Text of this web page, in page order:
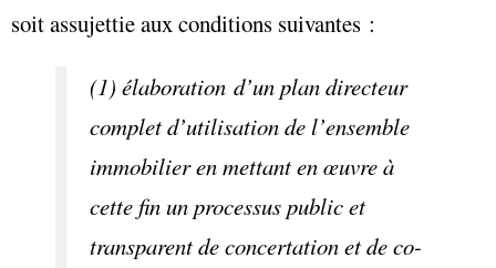
soit assujettie aux conditions suivantes :
(1) élaboration d’un plan directeur
complet d’utilisation de l’ensemble
immobilier en mettant en œuvre à
cette fin un processus public et
transparent de concertation et de co-